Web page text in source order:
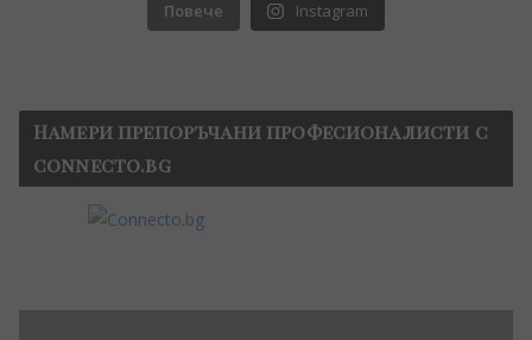
Повече Instagram
Намери препоръчани професионалисти с
connecto.bg